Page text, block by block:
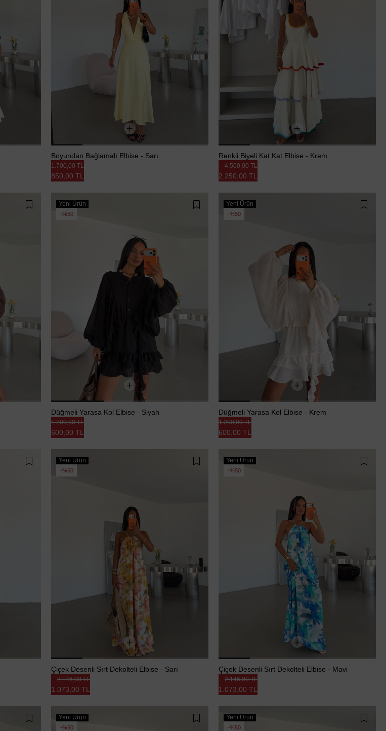
Boyundan Bağlamalı Elbise - Sarı
850,00 TL
1.700,00 TL
Renkli Biyeli Kat Kat Elbise - Krem
2.250,00 TL
4.500,00 TL
Yeni Ürün
%50
Düğmeli Yarasa Kol Elbise - Siyah
600,00 TL
1.200,00 TL
Yeni Ürün
%50
Düğmeli Yarasa Kol Elbise - Krem
600,00 TL
1.200,00 TL
Yeni Ürün
%50
Çiçek Desenli Sırt Dekolteli Elbise - Sarı
1.073,00 TL
2.146,00 TL
Yeni Ürün
%50
Çiçek Desenli Sırt Dekolteli Elbise - Mavi
1.073,00 TL
2.146,00 TL
Yeni Ürün
%50
Yeni Ürün
%50